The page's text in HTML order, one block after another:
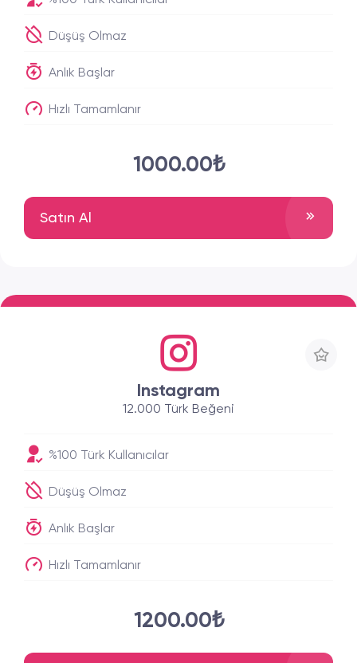
Düşüş Olmaz
Anlık Başlar
Hızlı Tamamlanır
1000.00₺
Satın Al
Instagram
12.000 Türk Beğeni
%100 Türk Kullanıcılar
Düşüş Olmaz
Anlık Başlar
Hızlı Tamamlanır
1200.00₺